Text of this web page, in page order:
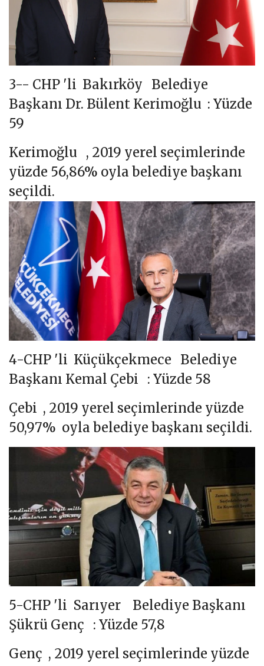
3-- CHP 'li Bakırköy Belediye
Başkanı Dr. Bülent Kerimoğlu : Yüzde
59
Kerimoğlu , 2019 yerel seçimlerinde
yüzde 56,86% oyla belediye başkanı
seçildi.
4-CHP 'li Küçükçekmece Belediye
Başkanı Kemal Çebi : Yüzde 58
Çebi , 2019 yerel seçimlerinde yüzde
50,97% oyla belediye başkanı seçildi.
5-CHP 'li Sarıyer Belediye Başkanı
Şükrü Genç : Yüzde 57,8
Genç , 2019 yerel seçimlerinde yüzde